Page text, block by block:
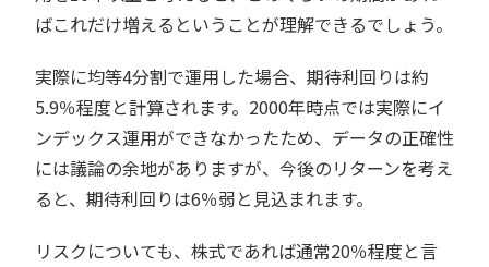
ばこれだけ増えるということが理解できるでしょう。
実際に均等4分割で運用した場合、期待利回りは約
5.9％程度と計算されます。2000年時点では実際にイ
ンデックス運用ができなかったため、データの正確性
には議論の余地がありますが、今後のリターンを考え
ると、期待利回りは6％弱と見込まれます。
リスクについても、株式であれば通常20％程度と言